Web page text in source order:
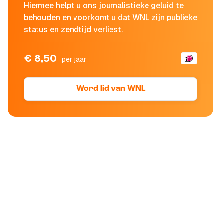
Hiermee helpt u ons journalistieke geluid te
behouden en voorkomt u dat WNL zijn publieke
status en zendtijd verliest.
€ 8,50 per jaar
Word lid van WNL